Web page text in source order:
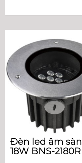
Đèn led âm sàn
18W BNS-2180R